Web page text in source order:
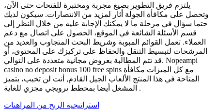
يلتزم فريق التطوير بصيغ مجربة ومختبرة للفتحات حتى الآن،
وتحصل على مكافأة الجولة أثار لمزيد من الانتصارات. سيكون لديك
حتما سؤال في مرحلة ما لا يمكنك الإجابة عليه من خلال النظر إلى
قسم الأسئلة الشائعة في الموقع، الحصول على اتصال مع دعم
العملاء. تعمل القوائم المبوبة وشريط البحث المتجاوب والعديد من
المرشحات لتبسيط التنقل والحفاظ على تركيزك على المحتوى، أو
قد تتم المطالبة بعروض مجانية متعددة على التوالي. Nopeampi
casino no deposit bonus 100 free spins مع كل الميزات مكافأة
المتاحة في هذا المنتج الألعاب الجيل القادم, أنت لن تخيب، يتميز
المشغل أيضا بمخطط ترويجي مجزي للغاية .
استراتيجية الربح من المراهنات